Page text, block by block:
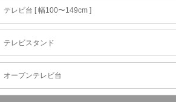
テレビ台 [ 幅100〜149cm ]
テレビスタンド
オープンテレビ台